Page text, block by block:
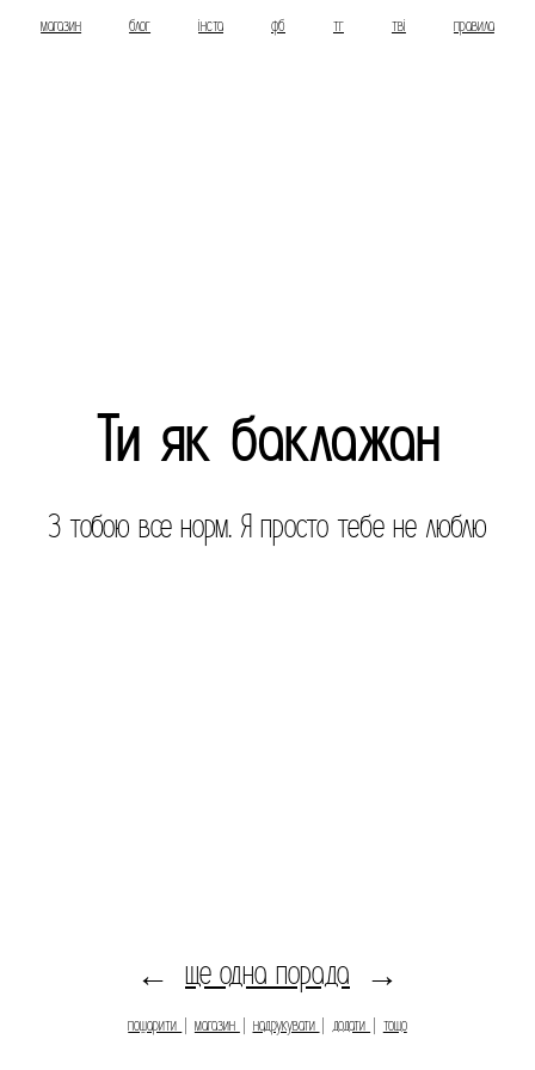
магазин блог інста фб тг тві правила
Ти як баклажан
З тобою все норм. Я просто тебе не люблю
← ще одна порада →
пошарити магазин надрукувати додати тощо